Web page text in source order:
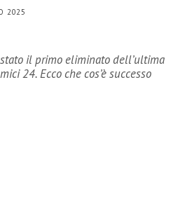
2025
il primo eliminato dell’ultima
24. Ecco che cos’è successo